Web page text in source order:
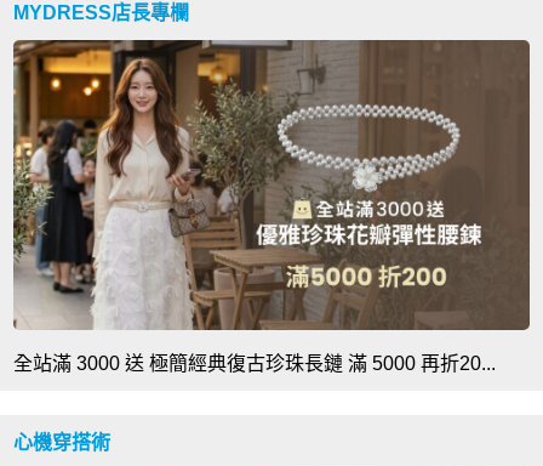
MYDRESS店長專欄
全站滿 3000 送 極簡經典復古珍珠長鏈 滿 5000 再折20...
心機穿搭術